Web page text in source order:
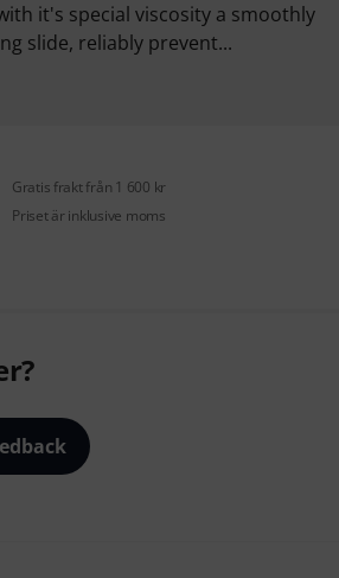
it's special viscosity a smoothly
slide, reliably prevent...
Gratis frakt från 1 600 kr
Priset är inklusive moms